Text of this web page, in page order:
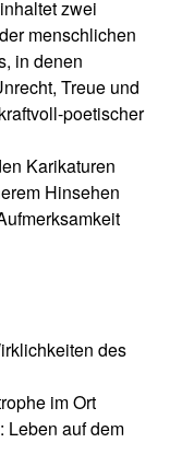
zwei
menschlichen
in denen
Treue und
poetischer
Karikaturen
Hinsehen
des
im Ort
Leben auf dem